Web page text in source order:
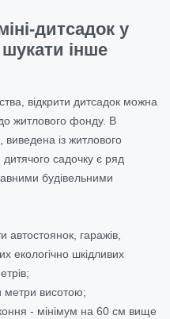
дитсадок у
інше
відкрити дитсадок можна
житлового фонду. В
із житлового
садочку є ряд
будівельними
автостоянок, гаражів,
екологічно шкідливих
метри висотою;
- мінімум на 60 см вище